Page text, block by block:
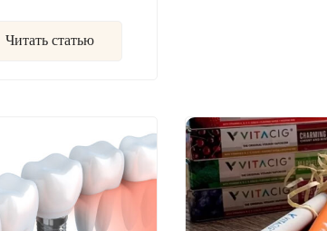
Читать статью